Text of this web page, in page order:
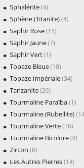
Sphalérite(4)
Sphène (Titanite)(4)
Saphir Rose(15)
Saphir Jaune(7)
Saphir Vert(1)
Topaze Bleue(18)
Topaze Impériale(34)
Tanzanite(26)
Tourmaline Paraïba(1)
Tourmaline (Rubellite)
Tourmaline Verte(16)
Tourmaline Bicolore(8)
Zircon (8)
Les Autres Pierres(14)